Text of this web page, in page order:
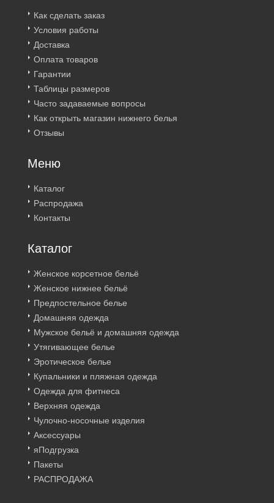
Как сделать заказ
Условия работы
Доставка
Оплата товаров
Гарантии
Таблицы размеров
Часто задаваемые вопросы
Как открыть магазин нижнего белья
Отзывы
Меню
Каталог
Распродажа
Контакты
Каталог
Женское корсетное бельё
Женское нижнее бельё
Предпостельное белье
Домашняя одежда
Мужское бельё и домашняя одежда
Утягивающее белье
Эротическое белье
Купальники и пляжная одежда
Одежда для фитнеса
Верхняя одежда
Чулочно-носочные изделия
Аксессуары
яПодгрузка
Пакеты
РАСПРОДАЖА